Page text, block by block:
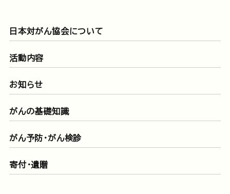
日本対がん協会について
活動内容
お知らせ
がんの基礎知識
がん予防・がん検診
寄付・遺贈